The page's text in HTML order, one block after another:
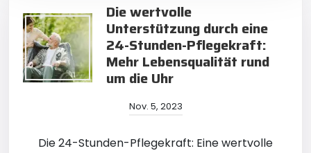
Die wertvolle
Unterstützung durch eine
24-Stunden-Pflegekraft:
Mehr Lebensqualität rund
um die Uhr
Nov. 5, 2023
Die 24-Stunden-Pflegekraft: Eine wertvolle